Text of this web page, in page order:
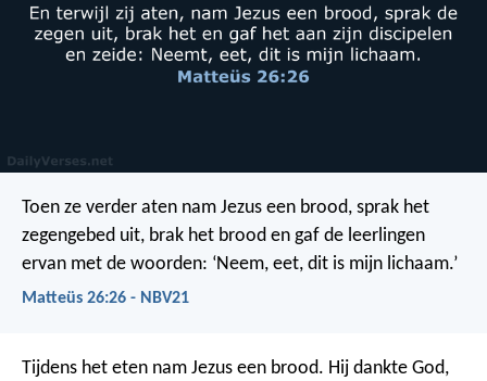
Toen ze verder aten nam Jezus een brood, sprak het
zegengebed uit, brak het brood en gaf de leerlingen
ervan met de woorden: ‘Neem, eet, dit is mijn lichaam.’
Matteüs 26:26 - NBV21
Tijdens het eten nam Jezus een brood. Hij dankte God,